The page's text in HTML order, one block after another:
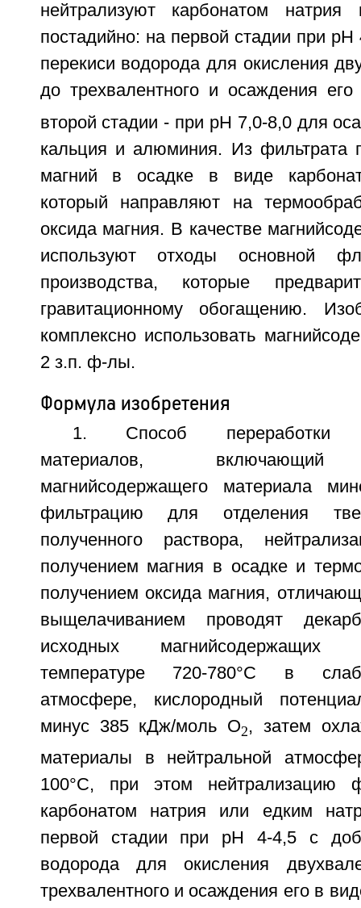
нейтрализуют карбонатом
постадийно: на первой стадии при
перекиси водорода для окисления
до трехвалентного и осаждения
второй стадии - при pH 7,0-8,0 для
кальция и алюминия. Из фильтрата
магний в осадке в виде
который направляют на
оксида магния. В качестве
используют отходы основной
производства, которые
гравитационному обогащению.
комплексно использовать
2 з.п. ф-лы.
Формула изобретения
1. Способ переработки
материалов, включающий
магнийсодержащего материала
фильтрацию для отделения
полученного раствора,
получением магния в осадке и
получением оксида магния,
выщелачиванием проводят
исходных магнийсодержащих
температуре 720-780°С в
атмосфере, кислородный
минус 385 кДж/моль О2, затем
материалы в нейтральной
100°С, при этом нейтрализацию
карбонатом натрия или едким
первой стадии при pH 4-4,5 с
водорода для окисления
трехвалентного и осаждения его в